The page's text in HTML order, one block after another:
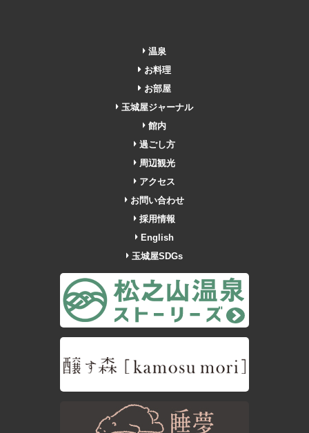
温泉
お料理
お部屋
玉城屋ジャーナル
館内
過ごし方
周辺観光
アクセス
お問い合わせ
採用情報
English
玉城屋SDGs